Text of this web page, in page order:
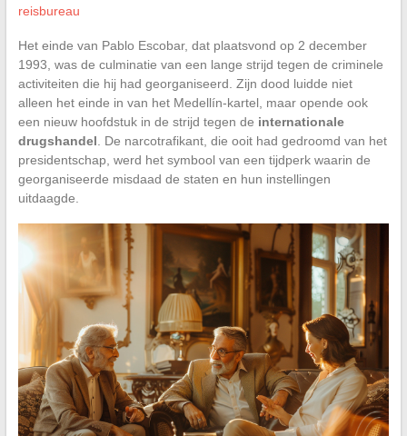
reisbureau
Het einde van Pablo Escobar, dat plaatsvond op 2 december
1993, was de culminatie van een lange strijd tegen de criminele
activiteiten die hij had georganiseerd. Zijn dood luidde niet
alleen het einde in van het Medellín-kartel, maar opende ook
een nieuw hoofdstuk in de strijd tegen de internationale
drugshandel . De narcotrafikant, die ooit had gedroomd van het
presidentschap, werd het symbool van een tijdperk waarin de
georganiseerde misdaad de staten en hun instellingen
uitdaagde.